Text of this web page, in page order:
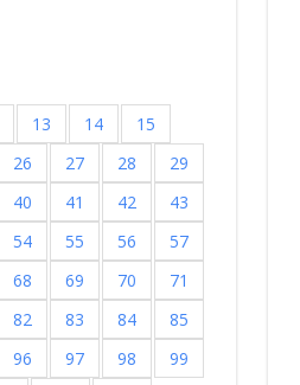
13 14
15
26 27 28
29
40 41 42
43
54 55 56
57
68 69 70
71
82 83 84
85
96 97 98
99